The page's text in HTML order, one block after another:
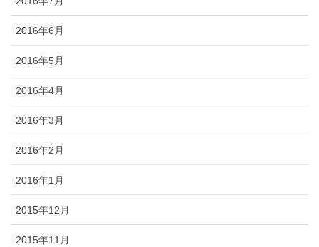
2016年6月
2016年5月
2016年4月
2016年3月
2016年2月
2016年1月
2015年12月
2015年11月